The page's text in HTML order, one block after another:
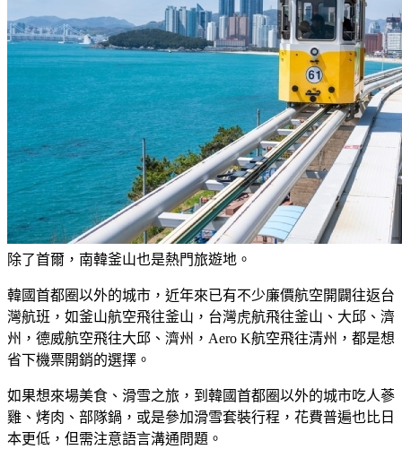
除了首爾，南韓釜山也是熱門旅遊地。
韓國首都圈以外的城市，近年來已有不少廉價航空開闢往返台
灣航班，如釜山航空飛往釜山，台灣虎航飛往釜山、大邱、濟
州，德威航空飛往大邱、濟州，Aero K航空飛往清州，都是想
省下機票開銷的選擇。
如果想來場美食、滑雪之旅，到韓國首都圈以外的城市吃人蔘
雞、烤肉、部隊鍋，或是參加滑雪套裝行程，花費普遍也比日
本更低，但需注意語言溝通問題。